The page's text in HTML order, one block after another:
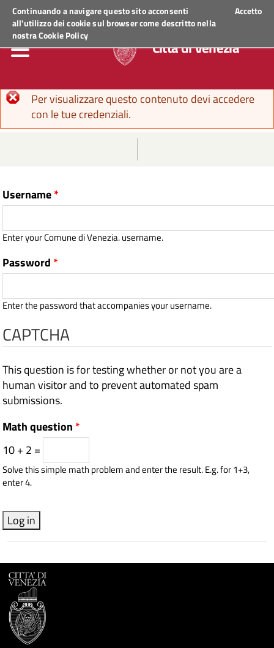
Continuando a navigare questo sito acconsenti
all'utilizzo dei cookie sul browser come descritto nella
nostraCookie Policy
Accetto
Regione Veneto ACCEDI AI SERVIZI
Città di Venezia
Error message
Per visualizzare questo contenuto devi accedere
con le tue credenziali.
Username*
Enter your Comune di Venezia. username.
Password *
Enter the password that accompanies your username.
CAPTCHA
This question is for testing whether or not you are a
human visitor and to prevent automated spam
submissions.
Math question *
10 + 2 =
Solve this simple math problem and enter the result. E.g. for 1+3,
enter 4.